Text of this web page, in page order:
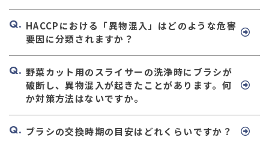
HACCPにおける「異物混入」はどのような危害
要因に分類されますか？
野菜カット用のスライサーの洗浄時にブラシが
破断し、異物混入が起きたことがあります。何
か対策方法はないですか。
ブラシの交換時期の目安はどれくらいですか？